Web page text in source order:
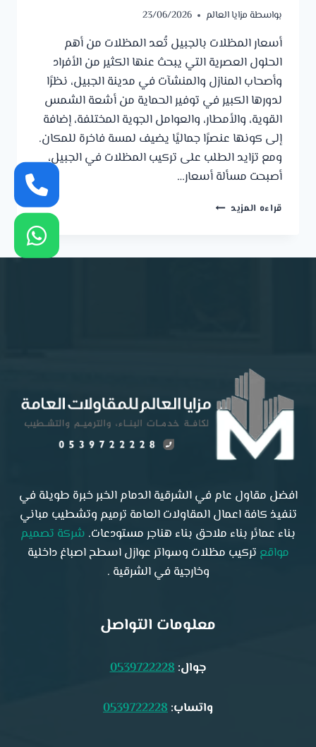
بواسطة مزايا العالم 23/06/2026
أسعار المظلات بالجبيل تُعد المظلات من أهم
الحلول العصرية التي يبحث عنها الكثير من الأفراد
وأصحاب المنازل والمنشآت في مدينة الجبيل، نظرًا
لدورها الكبير في توفير الحماية من أشعة الشمس
القوية، والأمطار، والعوامل الجوية المختلفة، إضافة
إلى كونها عنصرًا جماليًا يضيف لمسة فاخرة للمكان.
ومع تزايد الطلب على تركيب المظلات في الجبيل،
أصبحت مسألة أسعار…
قراءه المزيد أسعار
افضل مقاول عام في الشرقية الدمام الخبر خبرة طويلة في
تنفيذ كافة اعمال المقاولات العامة ترميم وتشطيب مباني
بناء عمائر بناء ملاحق بناء هناجر مستودعات. شركة تصميم
مواقع تركيب مظلات وسواتر عوازل اسطح اصباغ داخلية
وخارجية في الشرقية .
معلومات التواصل
جوال:0539722228
واتساب:0539722228